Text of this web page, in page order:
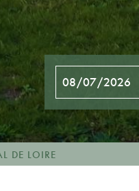
DE LOIRE